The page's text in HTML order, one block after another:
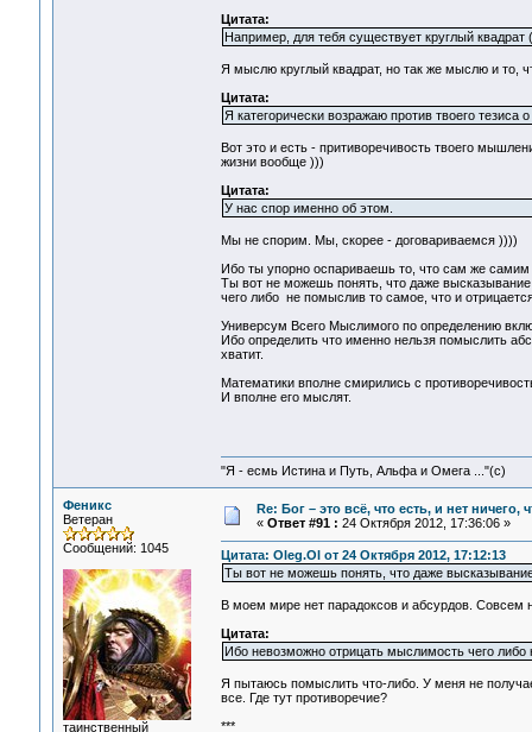
Цитата:
Например, для тебя существует круглый
Я мыслю круглый квадрат, но так же мыслю и то,
Цитата:
Я категорически возражаю против твоего
Вот это и есть - притиворечивость твоего
жизни вообще )))
Цитата:
У нас спор именно об этом.
Мы не спорим. Мы, скорее - договариваемся ))))
Ибо ты упорно оспариваешь то, что сам же
Ты вот не можешь понять, что даже
чего либо не помыслив то самое, что и
Универсум Всего Мыслимого по определению
Ибо определить что именно нельзя помыслить
хватит.
Математики вполне смирились с
И вполне его мыслят.
"Я - есмь Истина и Путь, Альфа и Омега ..."(с)
Феникс
Ветеран
Сообщений: 1045
таинственный
Re: Бог – это всё, что есть, и нет
« Ответ #91 : 24 Октября 2012, 17:36:06 »
Цитата: Oleg.Ol от 24 Октября 2012, 17:12:13
Ты вот не можешь понять, что даже
В моем мире нет парадоксов и абсурдов. Совсем
Цитата:
Ибо невозможно отрицать мыслимость чего
Я пытаюсь помыслить что-либо. У меня не
все. Где тут противоречие?
***